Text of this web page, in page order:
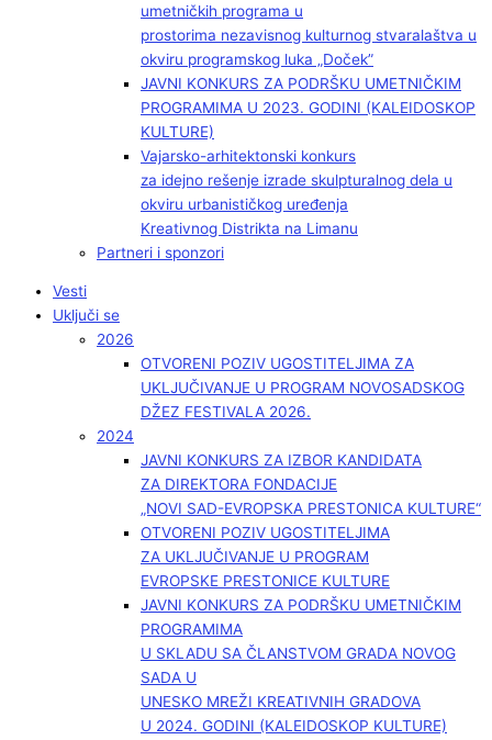
umetničkih programa u
prostorima nezavisnog kulturnog stvaralaštva u
okviru programskog luka „Doček”
JAVNI KONKURS ZA PODRŠKU UMETNIČKIM
PROGRAMIMA U 2023. GODINI (KALEIDOSKOP
KULTURE)
Vajarsko-arhitektonski konkurs
za idejno rešenje izrade skulpturalnog dela u
okviru urbanističkog uređenja
Kreativnog Distrikta na Limanu
Partneri i sponzori
Vesti
Uključi se
2026
OTVORENI POZIV UGOSTITELJIMA ZA
UKLJUČIVANJE U PROGRAM NOVOSADSKOG
DŽEZ FESTIVALA 2026.
2024
JAVNI KONKURS ZA IZBOR KANDIDATA
ZA DIREKTORA FONDACIJE
„NOVI SAD-EVROPSKA PRESTONICA KULTURE“
OTVORENI POZIV UGOSTITELJIMA
ZA UKLJUČIVANJE U PROGRAM
EVROPSKE PRESTONICE KULTURE
JAVNI KONKURS ZA PODRŠKU UMETNIČKIM
PROGRAMIMA
U SKLADU SA ČLANSTVOM GRADA NOVOG
SADA U
UNESKO MREŽI KREATIVNIH GRADOVA
U 2024. GODINI (KALEIDOSKOP KULTURE)